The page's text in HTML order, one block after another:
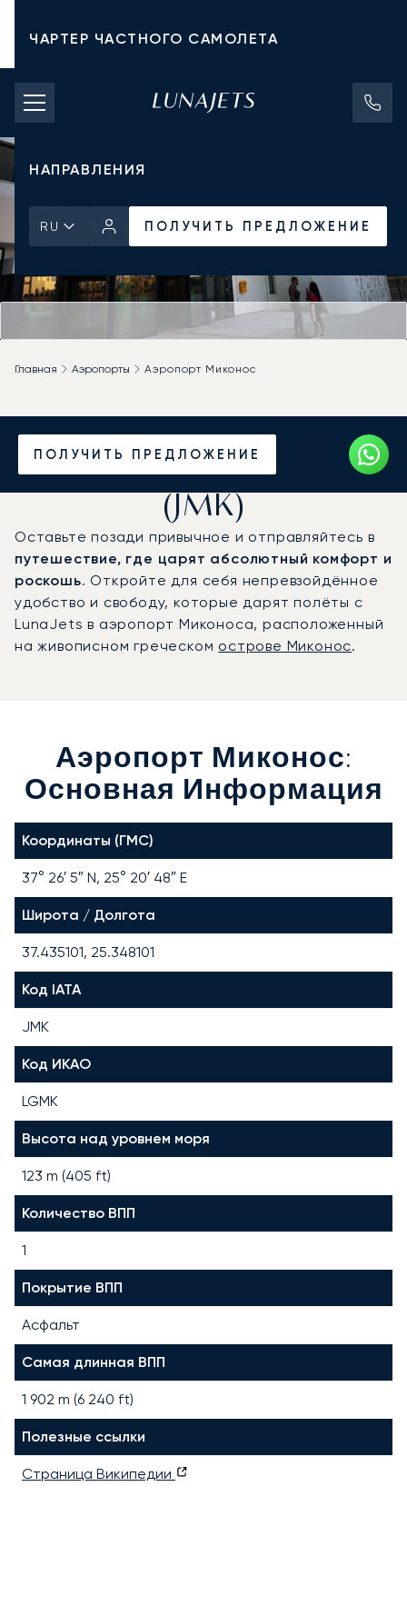
ЧАРТЕР ЧАСТНОГО САМОЛЕТА
СТОИМОСТЬ ЧАРТЕРА
ЧАСТНЫЕ САМОЛЕТЫ
НАПРАВЛЕНИЯ
RU ПОЛУЧИТЬ ПРЕДЛОЖЕНИЕ
ПОЛУЧИТЬ ПРЕДЛОЖЕНИЕ
Главная Аэропорты Аэропорт Миконос
Частный джет в
аэропорт Миконос
(JMK)
Оставьте позади привычное и отправляйтесь в
путешествие, где царят абсолютный комфорт и
роскошь. Откройте для себя непревзойдённое
удобство и свободу, которые дарят полёты с
LunaJets в аэропорт Миконоса, расположенный
на живописном греческом острове Миконос.
Аэропорт Миконос:
Основная Информация
Координаты (ГМС)
37° 26′ 5″ N, 25° 20′ 48″ E
Широта / Долгота
37.435101, 25.348101
Код IATA
JMK
Код ИКАО
LGMK
Высота над уровнем моря
123 m (405 ft)
Количество ВПП
1
Покрытие ВПП
Асфальт
Самая длинная ВПП
1 902 m (6 240 ft)
Полезные ссылки
Страница Википедии